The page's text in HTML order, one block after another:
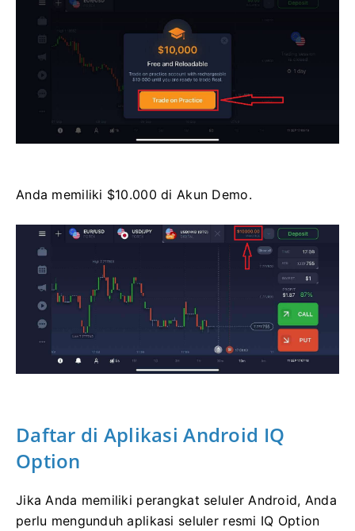
Anda memiliki $10.000 di Akun Demo.
Daftar di Aplikasi Android IQ
Option
Jika Anda memiliki perangkat seluler Android, Anda
perlu mengunduh aplikasi seluler resmi IQ Option